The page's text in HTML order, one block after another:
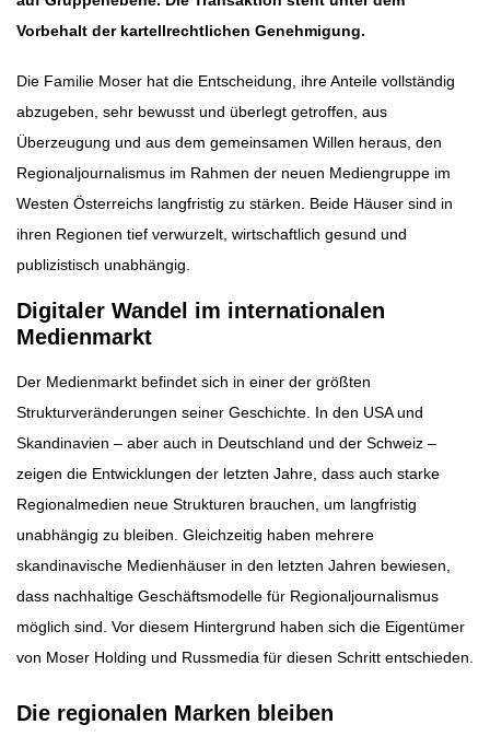
Vorbehalt der kartellrechtlichen Genehmigung.
Die Familie Moser hat die Entscheidung, ihre Anteile vollständig
abzugeben, sehr bewusst und überlegt getroffen, aus
Überzeugung und aus dem gemeinsamen Willen heraus, den
Regionaljournalismus im Rahmen der neuen Mediengruppe im
Westen Österreichs langfristig zu stärken. Beide Häuser sind in
ihren Regionen tief verwurzelt, wirtschaftlich gesund und
publizistisch unabhängig.
Digitaler Wandel im internationalen
Medienmarkt
Der Medienmarkt befindet sich in einer der größten
Strukturveränderungen seiner Geschichte. In den USA und
Skandinavien – aber auch in Deutschland und der Schweiz –
zeigen die Entwicklungen der letzten Jahre, dass auch starke
Regionalmedien neue Strukturen brauchen, um langfristig
unabhängig zu bleiben. Gleichzeitig haben mehrere
skandinavische Medienhäuser in den letzten Jahren bewiesen,
dass nachhaltige Geschäftsmodelle für Regionaljournalismus
möglich sind. Vor diesem Hintergrund haben sich die Eigentümer
von Moser Holding und Russmedia für diesen Schritt entschieden.
Die regionalen Marken bleiben